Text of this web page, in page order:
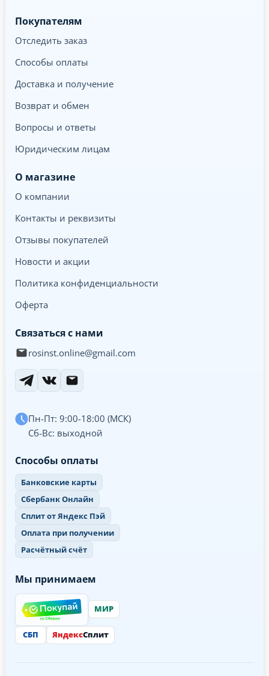
Покупателям
Отследить заказ
Способы оплаты
Доставка и получение
Возврат и обмен
Вопросы и ответы
Юридическим лицам
О магазине
О компании
Контакты и реквизиты
Отзывы покупателей
Новости и акции
Политика конфиденциальности
Оферта
Связаться с нами
rosinst.online@gmail.com
Пн-Пт: 9:00-18:00 (МСК)
Сб-Вс: выходной
Способы оплаты
Банковские карты
Сбербанк Онлайн
Сплит от Яндекс Пэй
Оплата при получении
Расчётный счёт
Мы принимаем
МИР
СБП ЯндексСплит